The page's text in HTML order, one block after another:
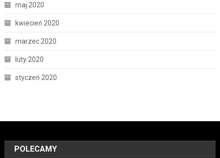
maj 2020
kwiecień 2020
marzec 2020
luty 2020
styczeń 2020
POLECAMY